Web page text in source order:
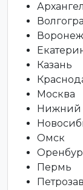
Воронеж
Казань
Москва
Нижний
Омск
Пермь